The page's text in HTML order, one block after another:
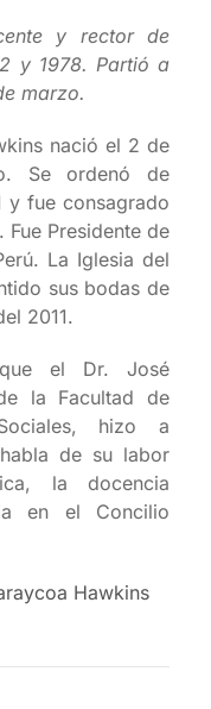
y rector de
y 1978. Partió a
marzo.
nació el 2 de
Se ordenó de
y fue consagrado
Presidente de
La Iglesia del
sus bodas de
2011.
que el Dr. José
la Facultad de
hizo a
de su labor
la docencia
en el Concilio
Hawkins